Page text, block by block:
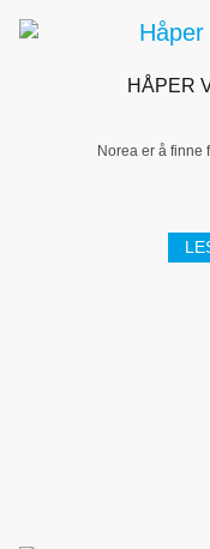
HÅPER
Norea er å finne